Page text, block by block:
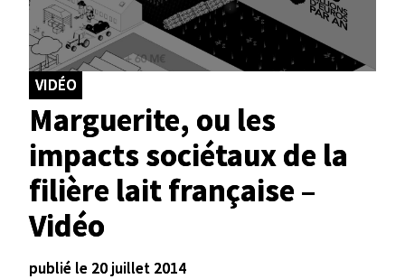
VIDÉO
Marguerite, ou les
impacts sociétaux de la
filière lait française –
Vidéo
publié le 20 juillet 2014